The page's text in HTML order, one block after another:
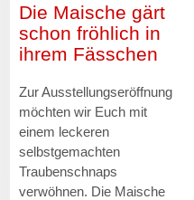
Die Maische gärt
schon fröhlich in
ihrem Fässchen
Zur Ausstellungseröffnung
möchten wir Euch mit
einem leckeren
selbstgemachten
Traubenschnaps
verwöhnen. Die Maische